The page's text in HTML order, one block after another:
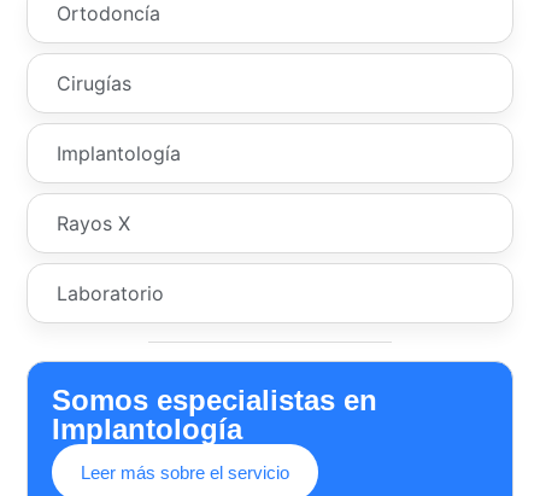
Ortodoncía
Cirugías
Implantología
Rayos X
Laboratorio
Somos especialistas en
Implantología
Leer más sobre el servicio